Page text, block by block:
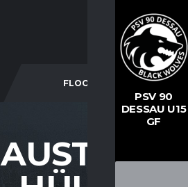
JOIN
FLOORBALL
PSV 90
DESSAU U15
GF